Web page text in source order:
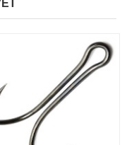
приманки Lucky
Series Zander Paddle Tail
Z01
приманки: